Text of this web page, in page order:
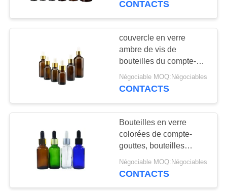
CONTACTS
couvercle en verre
ambre de vis de
bouteilles du compte-
gouttes 50ml pour
emballage
Négociable MOQ:Négociables
CONTACTS
Bouteilles en verre
colorées de compte-
gouttes, bouteilles
rondes de 1 compte-
gouttes de l'once 2 once
Négociable MOQ:Négociables
CONTACTS